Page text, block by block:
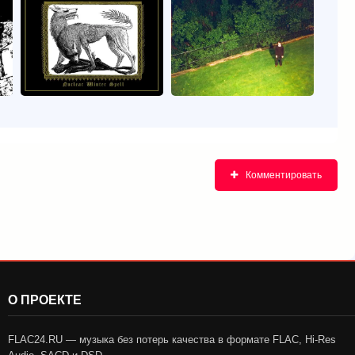
Комментировать
О ПРОЕКТЕ
FLAC24.RU — музыка без потерь качества в формате FLAC, Hi-Res